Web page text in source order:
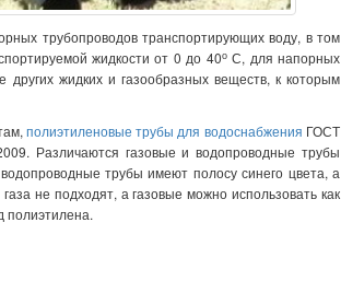
трубопроводов транспортирующих воду, в том
жидкости от 0 до 40оС, для напорных
других жидких и газообразных веществ, к которым
полиэтиленовые трубы для водоснабжения ГОСТ
Различаются газовые и водопроводные трубы
трубы имеют полосу синего цвета, а
не подходят, а газовые можно использовать как
полиэтилена.